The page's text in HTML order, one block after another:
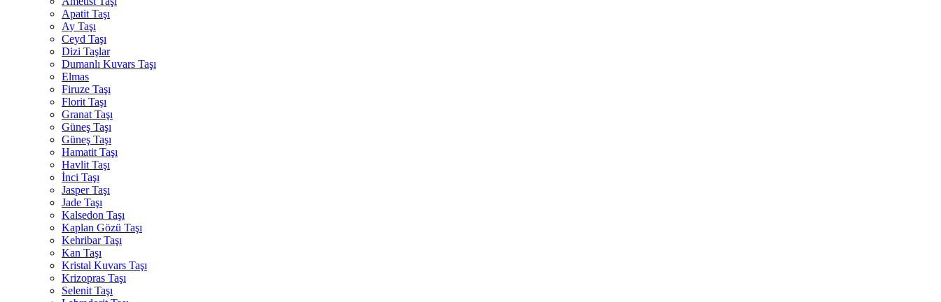
Apatit Taşı
Ay Taşı
Ceyd Taşı
Dizi Taşlar
Dumanlı Kuvars Taşı
Elmas
Firuze Taşı
Florit Taşı
Granat Taşı
Güneş Taşı
Güneş Taşı
Hamatit Taşı
Havlit Taşı
İnci Taşı
Jasper Taşı
Jade Taşı
Kalsedon Taşı
Kaplan Gözü Taşı
Kehribar Taşı
Kan Taşı
Kristal Kuvars Taşı
Krizopras Taşı
Selenit Taşı